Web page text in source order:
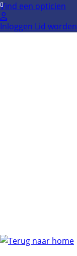
Ga
naar
de
Vind een opticien
Inloggen Lid worden